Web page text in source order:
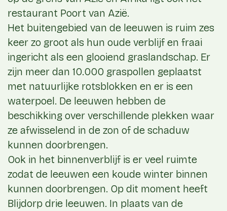
restaurant Poort van Azië.
Het buitengebied van de leeuwen is ruim zes
keer zo groot als hun oude verblijf en fraai
ingericht als een glooiend graslandschap. Er
zijn meer dan 10.000 graspollen geplaatst
met natuurlijke rotsblokken en er is een
waterpoel. De leeuwen hebben de
beschikking over verschillende plekken waar
ze afwisselend in de zon of de schaduw
kunnen doorbrengen.
Ook in het binnenverblijf is er veel ruimte
zodat de leeuwen een koude winter binnen
kunnen doorbrengen. Op dit moment heeft
Blijdorp drie leeuwen. In plaats van de